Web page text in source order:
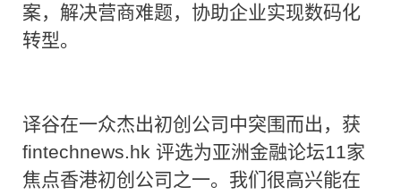
案，解决营商难题，协助企业实现数码化
转型。
译谷在一众杰出初创公司中突围而出，获
fintechnews.hk 评选为亚洲金融论坛11家
焦点香港初创公司之一。我们很高兴能在